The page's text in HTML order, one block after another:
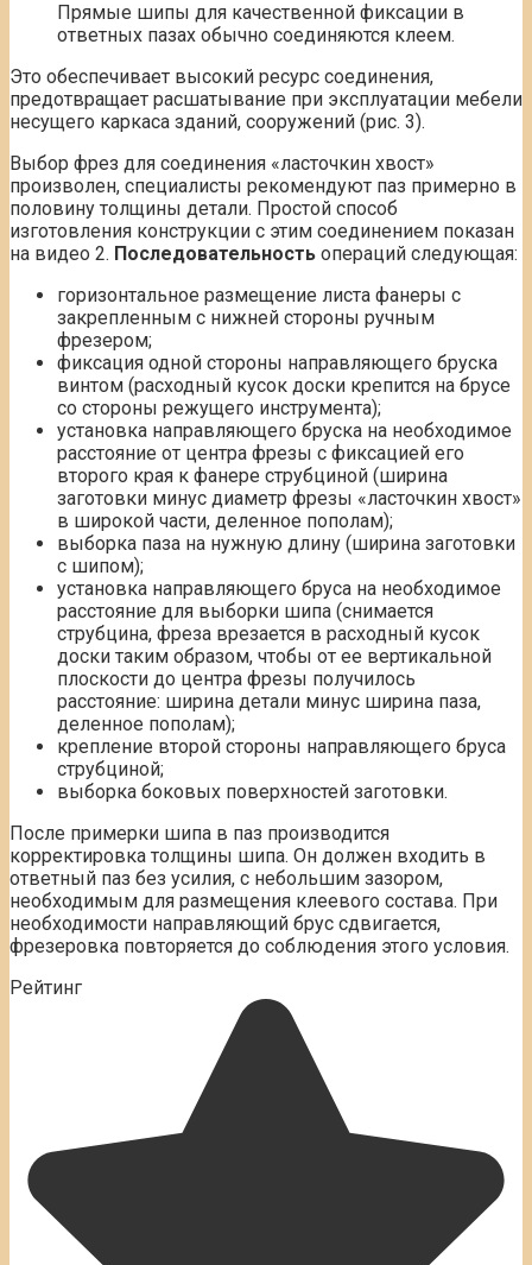
Прямые шипы для качественной фиксации в
ответных пазах обычно соединяются клеем.
Это обеспечивает высокий ресурс соединения,
предотвращает расшатывание при эксплуатации мебели
несущего каркаса зданий, сооружений (рис. 3).
Выбор фрез для соединения «ласточкин хвост»
произволен, специалисты рекомендуют паз примерно в
половину толщины детали. Простой способ
изготовления конструкции с этим соединением показан
на видео 2. Последовательность операций следующая:
горизонтальное размещение листа фанеры с
закрепленным с нижней стороны ручным
фрезером;
фиксация одной стороны направляющего бруска
винтом (расходный кусок доски крепится на брусе
со стороны режущего инструмента);
установка направляющего бруска на необходимое
расстояние от центра фрезы с фиксацией его
второго края к фанере струбциной (ширина
заготовки минус диаметр фрезы «ласточкин хвост»
в широкой части, деленное пополам);
выборка паза на нужную длину (ширина заготовки
с шипом);
установка направляющего бруса на необходимое
расстояние для выборки шипа (снимается
струбцина, фреза врезается в расходный кусок
доски таким образом, чтобы от ее вертикальной
плоскости до центра фрезы получилось
расстояние: ширина детали минус ширина паза,
деленное пополам);
крепление второй стороны направляющего бруса
струбциной;
выборка боковых поверхностей заготовки.
После примерки шипа в паз производится
корректировка толщины шипа. Он должен входить в
ответный паз без усилия, с небольшим зазором,
необходимым для размещения клеевого состава. При
необходимости направляющий брус сдвигается,
фрезеровка повторяется до соблюдения этого условия.
Рейтинг